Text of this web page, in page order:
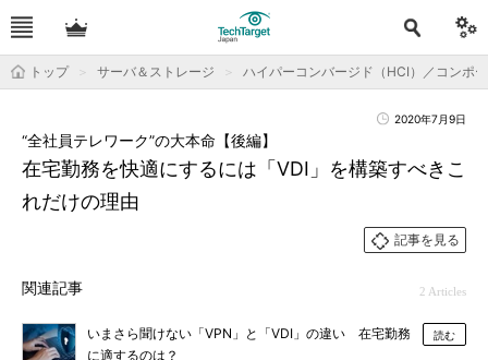
トップ サーバ＆ストレージ ハイパーコンバージド（HCI）／コンポ
2020年7月9日
在宅勤務を快適にするには「VDI」を構築すべきこ
れだけの理由
“全社員テレワーク”の大本命【後編】
記事を見る
関連記事 2 Articles
いまさら聞けない「VPN」と「VDI」の違い 在宅勤務
に適するのは？
読む